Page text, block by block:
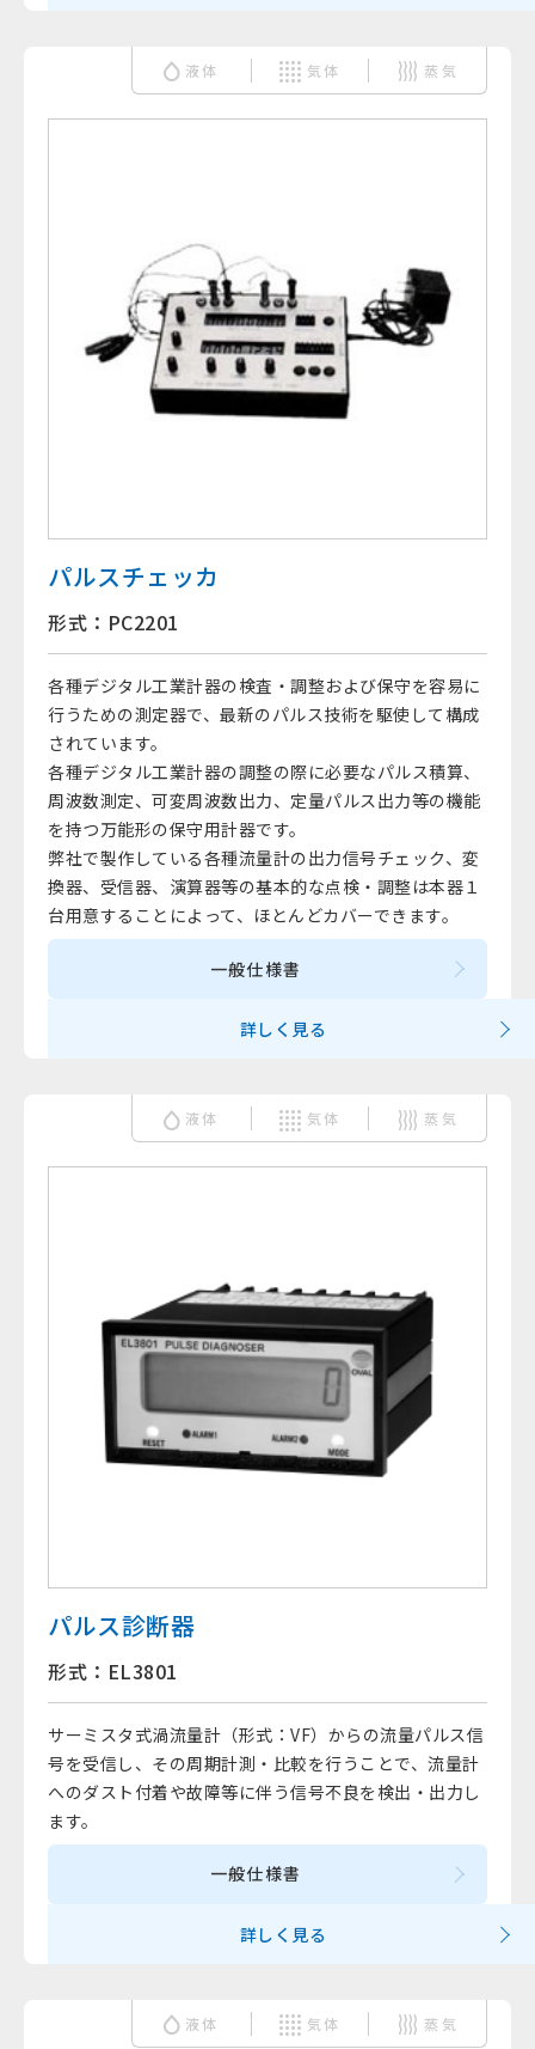
液体 気体 蒸気
パルスチェッカ
形式：PC2201
各種デジタル工業計器の検査・調整および保守を容易に
行うための測定器で、最新のパルス技術を駆使して構成
されています。
各種デジタル工業計器の調整の際に必要なパルス積算、
周波数測定、可変周波数出力、定量パルス出力等の機能
を持つ万能形の保守用計器です。
弊社で製作している各種流量計の出力信号チェック、変
換器、受信器、演算器等の基本的な点検・調整は本器１
台用意することによって、ほとんどカバーできます。
一般仕様書
詳しく見る
液体 気体 蒸気
パルス診断器
形式：EL3801
サーミスタ式渦流量計（形式：VF）からの流量パルス信
号を受信し、その周期計測・比較を行うことで、流量計
へのダスト付着や故障等に伴う信号不良を検出・出力し
ます。
一般仕様書
詳しく見る
液体 気体 蒸気